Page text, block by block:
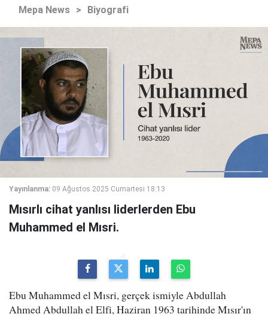
Mepa News > Biyografi
Yayınlanma: 09 Ağustos 2025 Cumartesi 18:13
Mısırlı cihat yanlısı liderlerden Ebu
Muhammed el Mısri.
Ebu Muhammed el Mısri, gerçek ismiyle Abdullah
Ahmed Abdullah el Elfi, Haziran 1963 tarihinde Mısır'ın